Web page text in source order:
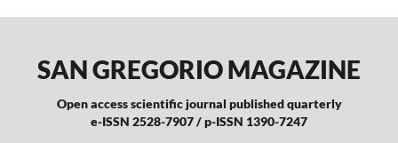
SAN GREGORIO MAGAZINE
Open access scientific journal published quarterly
e-ISSN 2528-7907 / p-ISSN 1390-7247